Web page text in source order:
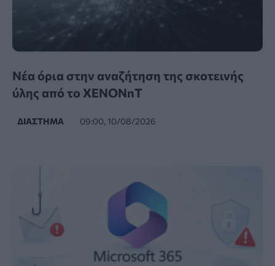
Νέα όρια στην αναζήτηση της σκοτεινής
ύλης από το XENONnT
ΔΙΆΣΤΗΜΑ 09:00, 10/08/2026